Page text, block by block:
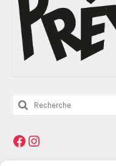
Rechercher
:
Facebook
Instagram